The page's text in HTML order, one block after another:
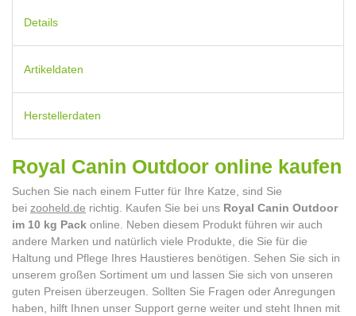
Details
Artikeldaten
Herstellerdaten
Royal Canin Outdoor online kaufen
Suchen Sie nach einem Futter für Ihre Katze, sind Sie
bei zooheld.de richtig. Kaufen Sie bei uns Royal Canin Outdoor
im 10 kg Pack online. Neben diesem Produkt führen wir auch
andere Marken und natürlich viele Produkte, die Sie für die
Haltung und Pflege Ihres Haustieres benötigen. Sehen Sie sich in
unserem großen Sortiment um und lassen Sie sich von unseren
guten Preisen überzeugen. Sollten Sie Fragen oder Anregungen
haben, hilft Ihnen unser Support gerne weiter und steht Ihnen mit